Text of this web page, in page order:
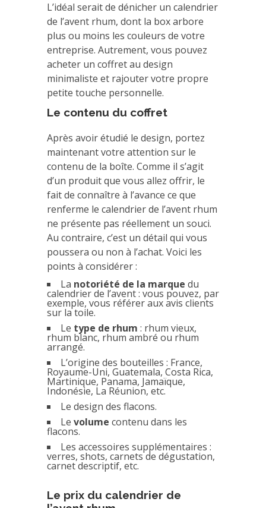
L’idéal serait de dénicher un calendrier
de l’avent rhum, dont la box arbore
plus ou moins les couleurs de votre
entreprise. Autrement, vous pouvez
acheter un coffret au design
minimaliste et rajouter votre propre
petite touche personnelle.
Le contenu du coffret
Après avoir étudié le design, portez
maintenant votre attention sur le
contenu de la boîte. Comme il s’agit
d’un produit que vous allez offrir, le
fait de connaître à l’avance ce que
renferme le calendrier de l’avent rhum
ne présente pas réellement un souci.
Au contraire, c’est un détail qui vous
poussera ou non à l’achat. Voici les
points à considérer :
La notoriété de la marque du
calendrier de l’avent : vous pouvez, par
exemple, vous référer aux avis clients
sur la toile.
Le type de rhum : rhum vieux,
rhum blanc, rhum ambré ou rhum
arrangé.
L’origine des bouteilles : France,
Royaume-Uni, Guatemala, Costa Rica,
Martinique, Panama, Jamaïque,
Indonésie, La Réunion, etc.
Le design des flacons.
Le volume contenu dans les
flacons.
Les accessoires supplémentaires :
verres, shots, carnets de dégustation,
carnet descriptif, etc.
Le prix du calendrier de